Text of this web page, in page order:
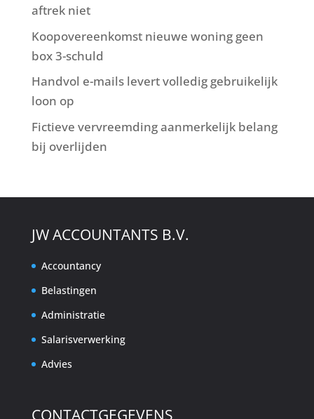
aftrek niet
Koopovereenkomst nieuwe woning geen
box 3-schuld
Handvol e-mails levert volledig gebruikelijk
loon op
Fictieve vervreemding aanmerkelijk belang
bij overlijden
JW ACCOUNTANTS B.V.
Accountancy
Belastingen
Administratie
Salarisverwerking
Advies
CONTACTGEGEVENS